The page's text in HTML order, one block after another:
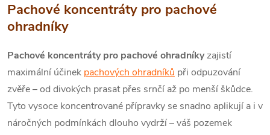
Pachové koncentráty pro pachové
ohradníky
Pachové koncentráty pro pachové ohradníkyzajistí
maximální účinek pachových ohradníků při odpuzování
zvěře – od divokých prasat přes srnčí až po menší škůdce.
Tyto vysoce koncentrované přípravky se snadno aplikují a i v
náročných podmínkách dlouho vydrží – váš pozemek